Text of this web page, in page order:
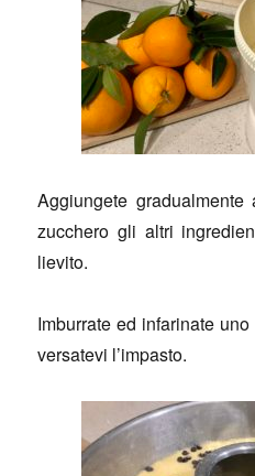
Aggiungete
zucchero gli altri
lievito.
Imburrate ed infarinate
versatevi l’impasto.